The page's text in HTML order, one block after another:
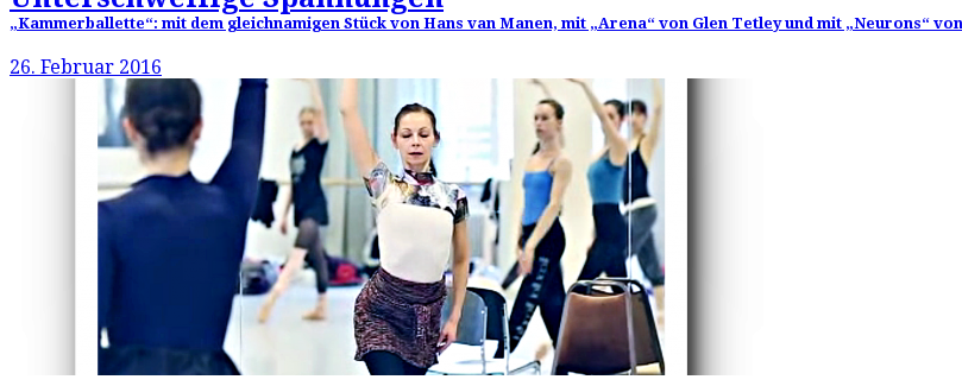
„Kammerballette“: mit dem gleichnamigen Stück von Hans van Manen, mit „Arena“ von Glen Tetley und mit „Neurons“
26. Februar 2016